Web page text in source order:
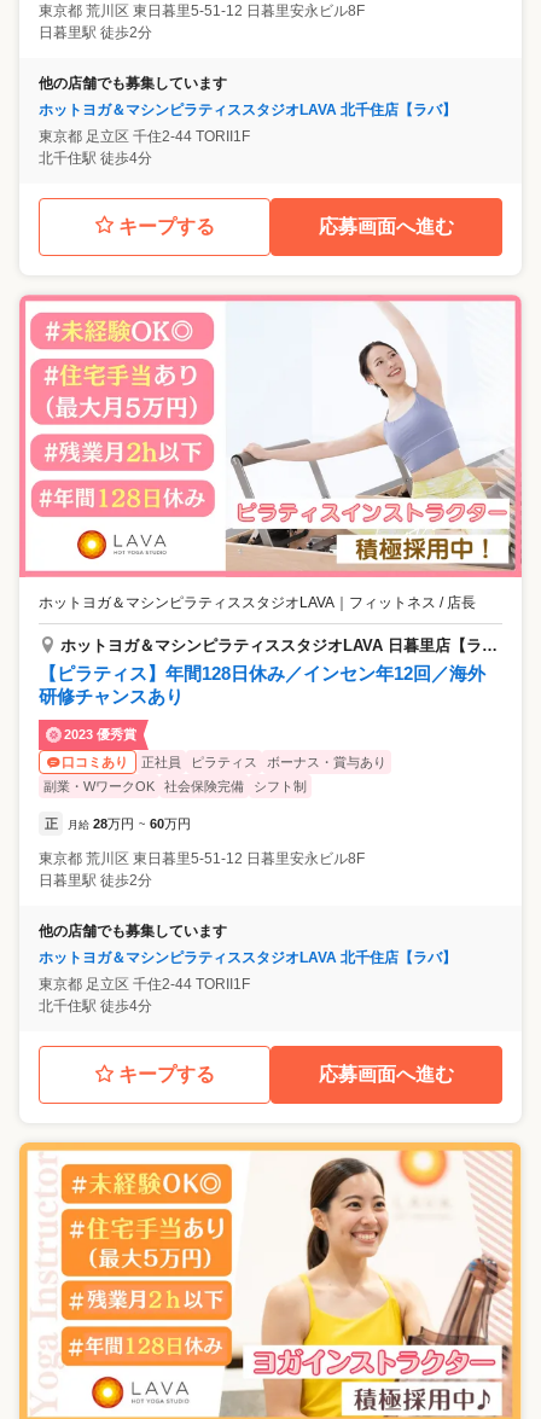
東京都 荒川区 東日暮里5-51-12 日暮里安永ビル8F
日暮里駅 徒歩2分
他の店舗でも募集しています
ホットヨガ＆マシンピラティススタジオLAVA 北千住店【ラバ】
東京都 足立区 千住2-44 TORII1F
北千住駅 徒歩4分
キープする 応募画面へ進む
ホットヨガ＆マシンピラティススタジオLAVA フィットネス / 店長
ホットヨガ＆マシンピラティススタジオLAVA 日暮里店【ラバ】
【ピラティス】年間128日休み／インセン年12回／海外
研修チャンスあり
2023 優秀賞
口コミあり
正社員 ピラティス
ボーナス・賞与あり
副業・WワークOK
社会保険完備 シフト制
正 月給 28万円 ~ 60万円
東京都 荒川区 東日暮里5-51-12 日暮里安永ビル8F
日暮里駅 徒歩2分
他の店舗でも募集しています
ホットヨガ＆マシンピラティススタジオLAVA 北千住店【ラバ】
東京都 足立区 千住2-44 TORII1F
北千住駅 徒歩4分
キープする 応募画面へ進む